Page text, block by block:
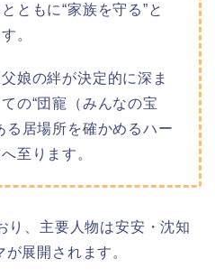
ともに“家族を守る”と
。
娘の絆が決定的に深ま
の“団寵（みんなの宝
る居場所を確かめるハー
至ります。
り、主要人物は安安・沈知
展開されます。